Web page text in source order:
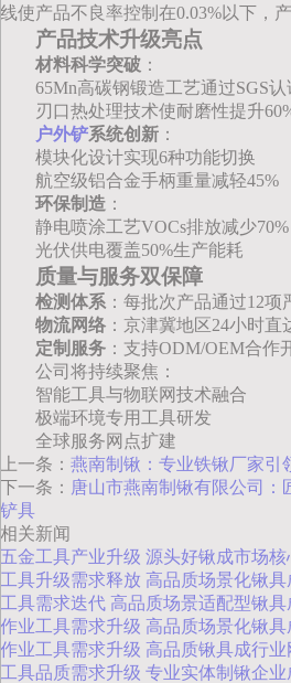
线使产品不良率控制在0.03%以下，
产品技术升级亮点
材料科学突破 ：
65Mn高碳钢锻造工艺通过SGS认
刃口热处理技术使耐磨性提升
户外铲系统创新 ：
模块化设计实现6种功能切换
航空级铝合金手柄重量减轻45%
环保制造 ：
静电喷涂工艺VOCs排放减少70%
光伏供电覆盖50%生产能耗
质量与服务双保障
检测体系 ：每批次产品通过12项
物流网络 ：京津冀地区24小时直
定制服务 ：支持ODM/OEM合作
公司将持续聚焦：
智能工具与物联网技术融合
极端环境专用工具研发
全球服务网点扩建
上一条： 燕南制锹：专业铁锹厂家引
下一条： 唐山市燕南制锹有限公司
铲具
相关新闻
五金工具产业升级 源头好锹成市场核
工具升级需求释放 高品质场景化锹
工具需求迭代 高品质场景适配型锹
作业工具需求升级 高品质场景化锹
作业工具需求升级 高品质锹具成行业
工具品质需求升级 专业实体制锹企